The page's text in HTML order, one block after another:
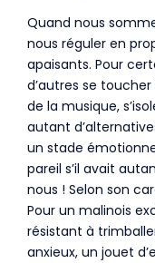
Quand nous
nous réguler en
apaisants. Pour
d’autres se
de la musique,
autant
un stade
pareil s’il avait
nous ! Selon son
Pour un malinois
résistant à
anxieux, un jouet